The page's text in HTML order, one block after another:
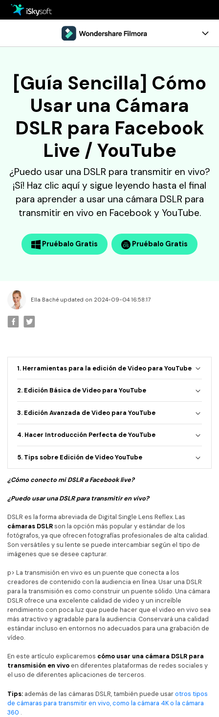
Oficina
Utilidad
Diseño
Diseño
Centro de Descarga
Soporte
Guía
Referencia
Comentarios
Programa de Edición de Video
• Mejores Editores de Video
• Editar Videos en Windows
• Editar Videos en Mac
• Editar Videos con Móviles
Edición Básica
• Combinar Videos
• Cambiar Cara
• Crear Memes
• Añadir Emojis
Videos de Redes Sociales
• Youtube Video
• TikTok Video
• Instagram Video
Más Recursos
Comprar
[Guía Sencilla] Cómo
Usar una Cámara
DSLR para Facebook
Live / YouTube
¿Puedo usar una DSLR para transmitir en vivo?
¡Sí! Haz clic aquí y sigue leyendo hasta el final
para aprender a usar una cámara DSLR para
transmitir en vivo en Facebook y YouTube.
Pruébalo Gratis Pruébalo Gratis
Ella Baché updated on 2024-09-04 16:58:17
1. Herramientas para la edición de Video para YouTube
2. Edición Básica de Video para YouTube
3. Edición Avanzada de Video para YouTube
4. Hacer Introducción Perfecta de YouTube
5. Tips sobre Edición de Video YouTube
¿Cómo conecto mi DSLR a Facebook live?
¿Puedo usar una DSLR para transmitir en vivo?
DSLR es la forma abreviada de Digital Single Lens Reflex. Las
cámaras DSLRson la opción más popular y estándar de los
fotógrafos, ya que ofrecen fotografías profesionales de alta calidad.
Son versátiles y su lente se puede intercambiar según el tipo de
imágenes que se desee capturar.
p> La transmisión en vivo es un puente que conecta a los
creadores de contenido con la audiencia en línea. Usar una DSLR
para la transmisión es como construir un puente sólido. Una cámara
DSLR ofrece una excelente calidad de video y un increíble
rendimiento con poca luz que puede hacer que el video en vivo sea
más atractivo y agradable para la audiencia. Conservará una calidad
estándar incluso en entornos no adecuados para una grabación de
vídeo.
En este artículo explicaremos cómo usar una cámara DSLR para
transmisión en vivo en diferentes plataformas de redes sociales y
el uso de diferentes aplicaciones de terceros.
Tips: además de las cámaras DSLR, también puede usarotros tipos
de cámaras para transmitir en vivo, como la cámara 4K o la cámara
360 .